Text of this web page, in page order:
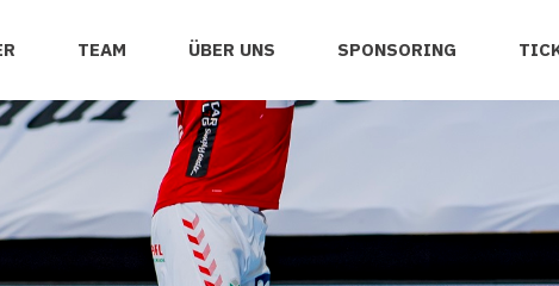
TEAM ÜBER UNS SPONSORING